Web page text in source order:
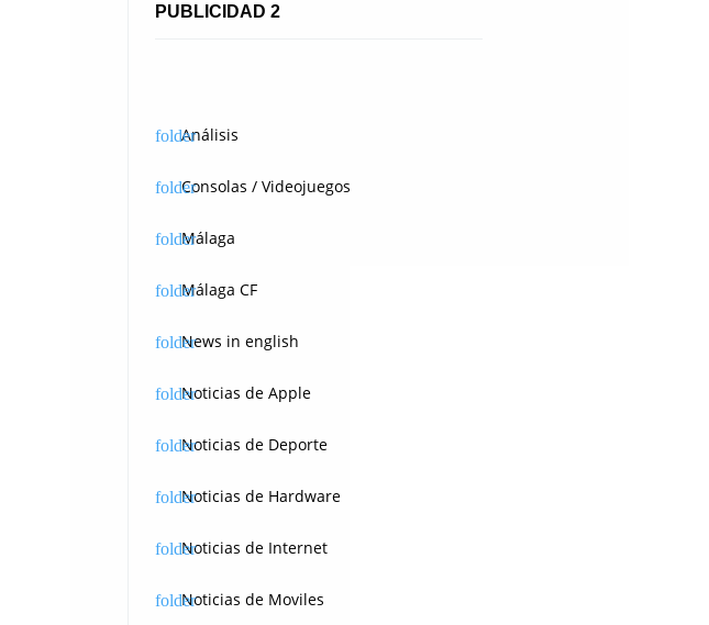
PUBLICIDAD 2
Análisis
Consolas / Videojuegos
Málaga
Málaga CF
News in english
Noticias de Apple
Noticias de Deporte
Noticias de Hardware
Noticias de Internet
Noticias de Moviles